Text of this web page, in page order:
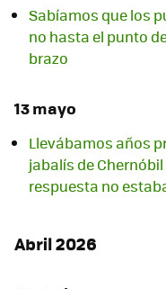
Sabíamos que los
no hasta el punto
brazo
13 mayo
Llevábamos años
jabalís de
respuesta no
Abril 2026